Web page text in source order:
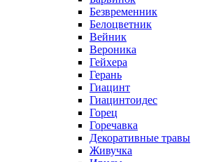
Безвременник
Белоцветник
Вейник
Вероника
Гейхера
Герань
Гиацинт
Гиацинтоидес
Горец
Горечавка
Декоративные травы
Живучка